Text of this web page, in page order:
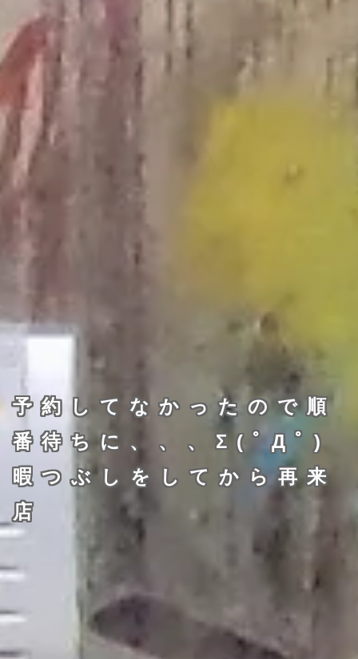
予約してなかったので順
番待ちに、、、Σ(ﾟДﾟ)
暇つぶしをしてから再来
店